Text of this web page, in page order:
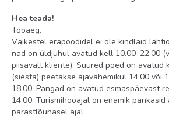
Hea teada!
Tööaeg.
Väikestel erapoodidel ei ole kindlaid
nad on üldjuhul avatud kell 10.00–22.00
piisavalt kliente). Suured poed on avatud
(siesta) peetakse ajavahemikul 14.00 või
18.00. Pangad on avatud esmaspäevast
14.00. Turismihooajal on enamik pankasid
pärastlõunasel ajal.